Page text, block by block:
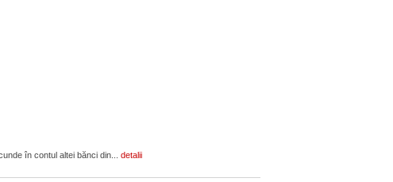
în contul altei bănci din... detalii